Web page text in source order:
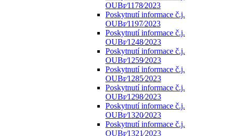
OUBr⁄1178⁄2023
Poskytnutí informace č.j.
OUBr⁄1197⁄2023
Poskytnutí informace č.j.
OUBr⁄1248⁄2023
Poskytnutí informace č.j.
OUBr⁄1259⁄2023
Poskytnutí informace č.j.
OUBr⁄1285⁄2023
Poskytnutí informace č.j.
OUBr⁄1298⁄2023
Poskytnutí informace č.j.
OUBr⁄1320⁄2023
Poskytnutí informace č.j.
OUBr⁄1321⁄2023